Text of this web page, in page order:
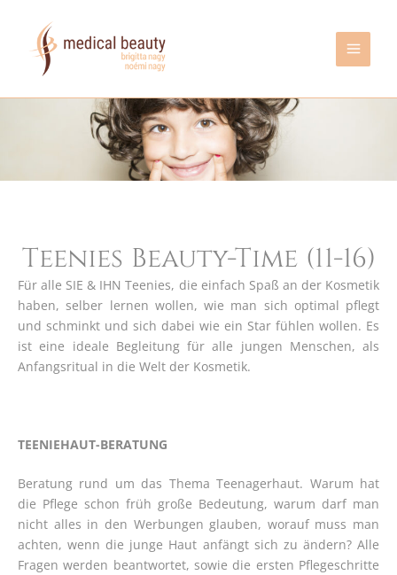
springen
Teenies Beauty-Time (11-16)
Für alle SIE & IHN Teenies, die einfach Spaß an der Kosmetik
haben, selber lernen wollen, wie man sich optimal pflegt
und schminkt und sich dabei wie ein Star fühlen wollen. Es
ist eine ideale Begleitung für alle jungen Menschen, als
Anfangsritual in die Welt der Kosmetik.
TEENIEHAUT-BERATUNG
Beratung rund um das Thema Teenagerhaut. Warum hat
die Pflege schon früh große Bedeutung, warum darf man
nicht alles in den Werbungen glauben, worauf muss man
achten, wenn die junge Haut anfängt sich zu ändern? Alle
Fragen werden beantwortet, sowie die ersten Pflegeschritte